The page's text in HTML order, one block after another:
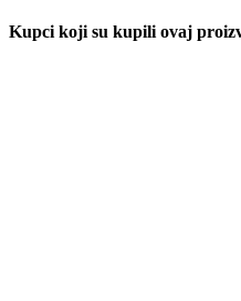
Kupci koji su kupili ovaj